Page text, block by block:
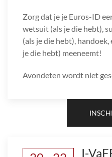
Zorg dat je je Euros-ID
wetsuit (als je die hebt),
(als je die hebt),
je die hebt) meeneemt!
Avondeten wordt niet
I-